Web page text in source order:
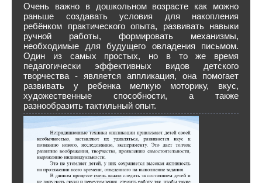
Очень важно в дошкольном возрасте как можно
раньше создавать условия для накопления
ребёнком практического опыта, развивать навыки
ручной работы, формировать механизмы,
необходимые для будущего овладения письмом.
Один из самых простых, но в то же время
педагогически эффективных видов детского
творчества - является аппликация, она помогает
развивать у ребенка мелкую моторику, вкус,
художественные способности, а также
разнообразить тактильный опыт.